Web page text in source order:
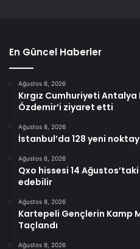
En Güncel Haberler
Ağustos 8, 2026
Kırgız Cumhuriyeti
Özdemir’i ziyaret etti
Ağustos 8, 2026
İstanbul’da 128 yeni
Ağustos 8, 2026
Qxo hissesi 14
edebilir
Ağustos 8, 2026
Kartepeli Gençlerin Kamp
Taçlandı
Ağustos 8, 2026